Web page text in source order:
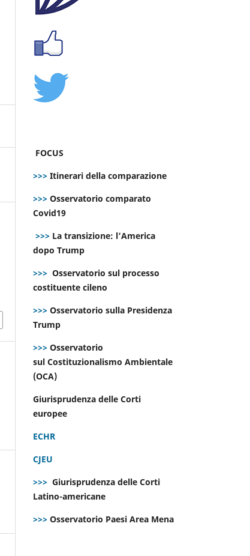
FOCUS
>>> Itinerari della comparazione
>>> Osservatorio comparato
Covid19
>>> La transizione: l’America
dopo Trump
>>> Osservatorio sul processo
costituente cileno
>>> Osservatorio sulla Presidenza
Trump
>>> Osservatorio
sul Costituzionalismo Ambientale
(OCA)
Giurisprudenza delle Corti
europee
ECHR
CJEU
>>> Giurisprudenza delle Corti
Latino-americane
>>> Osservatorio Paesi Area Mena